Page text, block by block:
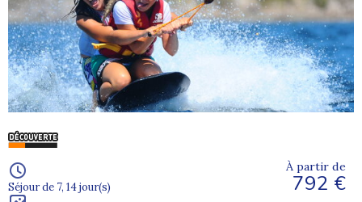
Séjour de 7, 14 jour(s)
À partir de
792 €